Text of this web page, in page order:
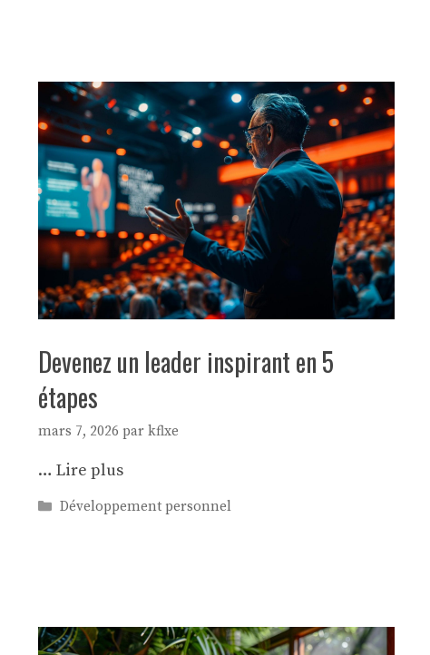
Devenez un leader inspirant en 5
étapes
mars 7, 2026 par kflxe
… Lire plus
Catégories
Développement personnel